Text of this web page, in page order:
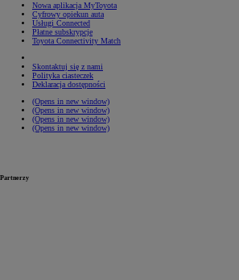
Nowa aplikacja MyToyota
Cyfrowy opiekun auta
Usługi Connected
Płatne subskrypcje
Toyota Connectivity Match
Skontaktuj się z nami
Polityka ciasteczek
Deklaracja dostępności
(Opens in new window)
(Opens in new window)
(Opens in new window)
(Opens in new window)
Partnerzy